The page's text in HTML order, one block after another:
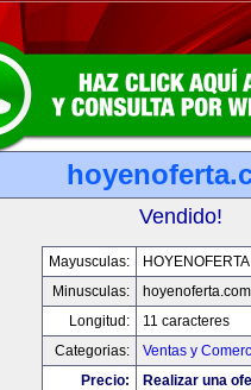
Vendido!
Mayusculas:
Minusculas:
hoyenoferta.com
Longitud:
11 caracteres
Categorias:
Ventas y
Precio:
Realizar una